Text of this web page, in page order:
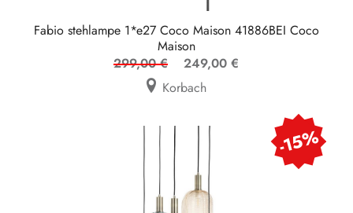
Fabio stehlampe 1*e27 Coco Maison 41886BEI Coco
Maison
299,00 €
249,00 €
Korbach
-15%